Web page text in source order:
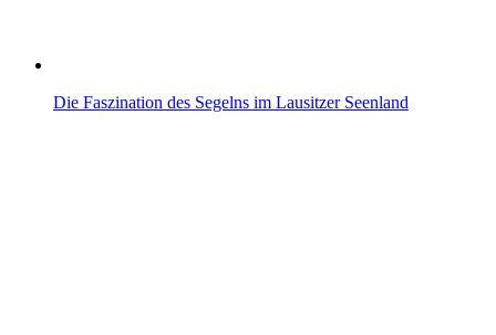
Die Faszination des Segelns im Lausitzer Seenland